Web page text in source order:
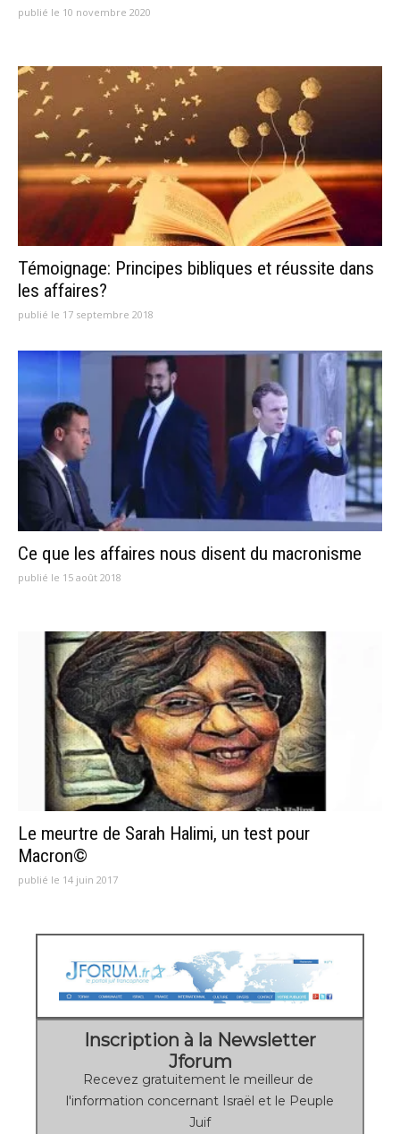
publié le 10 novembre 2020
Témoignage: Principes bibliques et réussite dans
les affaires?
publié le 17 septembre 2018
Ce que les affaires nous disent du macronisme
publié le 15 août 2018
Le meurtre de Sarah Halimi, un test pour
Macron©
publié le 14 juin 2017
Inscription à la Newsletter
Jforum
Recevez gratuitement le meilleur de
l'information concernant Israël et le Peuple
Juif